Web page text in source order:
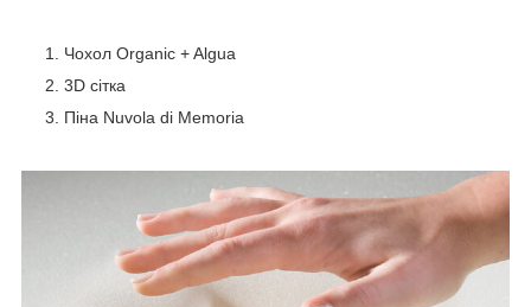
Чохол Organic + Algua
3D сітка
Піна Nuvola di Memoria